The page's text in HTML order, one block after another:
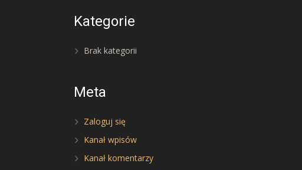
Kategorie
Brak kategorii
Meta
Zaloguj się
Kanał wpisów
Kanał komentarzy